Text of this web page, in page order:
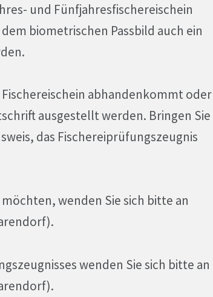
und Fünfjahresfischereischein
biometrischen Passbild auch ein
abhandenkommt oder
ausgestellt werden. Bringen Sie
das Fischereiprüfungszeugnis
wenden Sie sich bitte an
wenden Sie sich bitte an